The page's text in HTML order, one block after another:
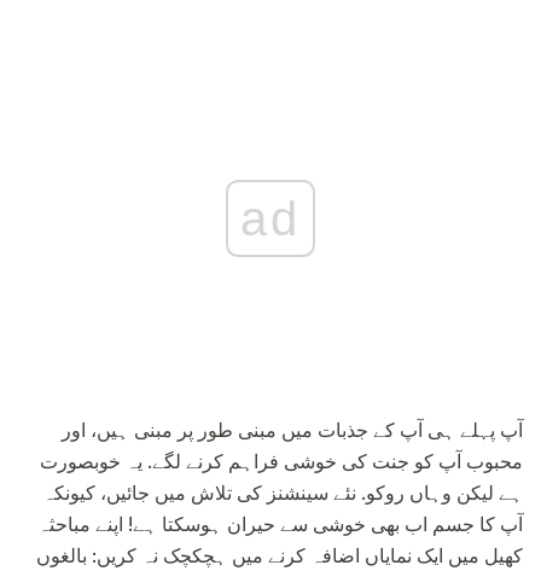
ad
آپ پہلے ہی آپ کے جذبات میں مبنی طور پر مبنی ہیں، اور
محبوب آپ کو جنت کی خوشی فراہم کرنے لگے. یہ خوبصورت
ہے لیکن وہاں روکو. نئے سینشنز کی تلاش میں جائیں، کیونکہ
آپ کا جسم اب بھی خوشی سے حیران ہوسکتا ہے! اپنے مباحثہ
کھیل میں ایک نمایاں اضافہ کرنے میں ہچکچک نہ کریں: بالغوں